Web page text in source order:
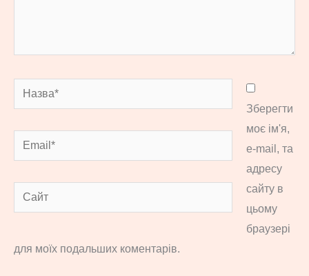
Назва*
Email*
Сайт
Зберегти
моє ім'я,
e-mail, та
адресу
сайту в
цьому
браузері
для моїх подальших коментарів.